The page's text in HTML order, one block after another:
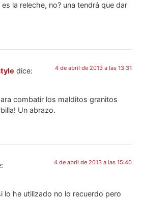
la releche, no? una tendrá que dar
dice: 4 de abril de 2013 a las 13:31
combatir los malditos granitos
Un abrazo.
4 de abril de 2013 a las 15:40
lo he utilizado no lo recuerdo pero